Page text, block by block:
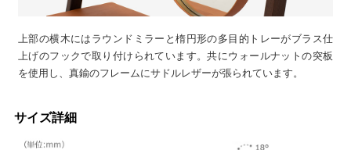
上部の横木にはラウンドミラーと楕円形の多目的トレーがブラス仕
上げのフックで取り付けられています。共にウォールナットの突板
を使用し、真鍮のフレームにサドルレザーが張られています。
サイズ詳細